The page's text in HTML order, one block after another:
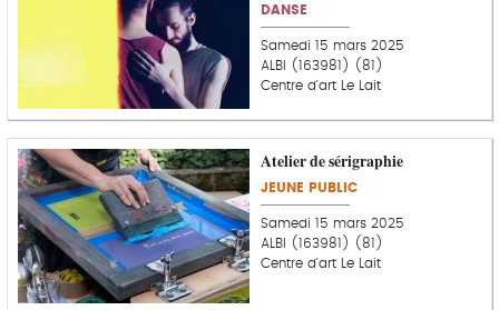
DANSE
Samedi 15 mars 2025
ALBI (163981) (81)
Centre d'art Le Lait
Atelier de sérigraphie
JEUNE PUBLIC
Samedi 15 mars 2025
ALBI (163981) (81)
Centre d'art Le Lait